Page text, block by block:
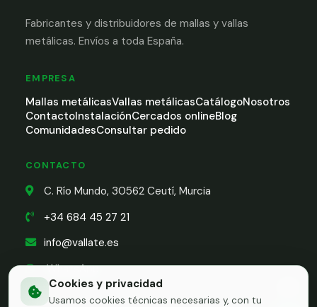
Cookies y privacidad
Usamos cookies técnicas necesarias y, con tu
Fabricantes y distribuidores de mallas y vallas
metálicas. Envíos a toda España.
EMPRESA
Mallas metálicasVallas metálicasCatálogoNosotros
ContactoInstalaciónCercados onlineBlog
ComunidadesConsultar pedido
CONTACTO
C. Río Mundo, 30562 Ceutí, Murcia
+34 684 45 27 21
info@vallate.es
WhatsApp